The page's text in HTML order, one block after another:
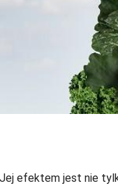
efektem jest nie